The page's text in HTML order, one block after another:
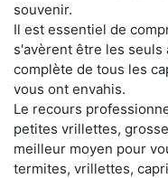
souvenir.
Il est essentiel de
s'avèrent être les
complète de tous les
vous ont envahis.
Le recours
petites vrillettes,
meilleur moyen pour
termites, vrillettes,